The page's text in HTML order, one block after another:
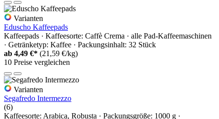
Varianten
Eduscho Kaffeepads
Kaffeepads · Kaffeesorte: Caffè Crema · alle Pad-Kaffeemaschinen
· Getränketyp: Kaffee · Packungsinhalt: 32 Stück
ab 4,49 €* (21,59 €/kg)
10 Preise vergleichen
Varianten
Segafredo Intermezzo
(6)
Kaffeesorte: Arabica, Robusta · Packungsgröße: 1000 g ·